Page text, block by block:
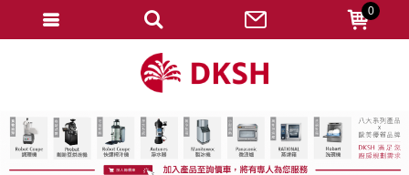
0
忘記密碼
變更密碼